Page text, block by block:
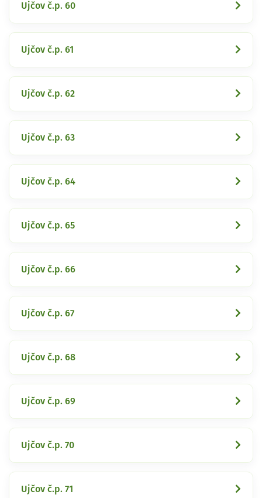
Ujčov č.p. 60
Ujčov č.p. 61
Ujčov č.p. 62
Ujčov č.p. 63
Ujčov č.p. 64
Ujčov č.p. 65
Ujčov č.p. 66
Ujčov č.p. 67
Ujčov č.p. 68
Ujčov č.p. 69
Ujčov č.p. 70
Ujčov č.p. 71